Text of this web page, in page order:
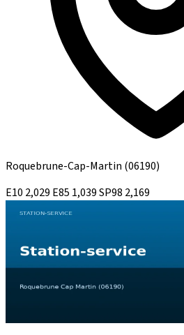
Roquebrune-Cap-Martin (06190)
E10 2,029 E85 1,039SP98 2,169